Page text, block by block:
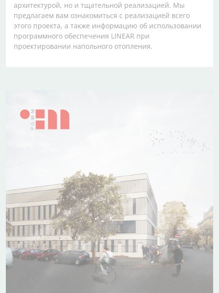
архитектурой, но и тщательной реализацией. Мы
предлагаем вам ознакомиться с реализацией всего
этого проекта, а также информацию об использовании
программного обеспечения LINEAR при
проектировании напольного отопления.